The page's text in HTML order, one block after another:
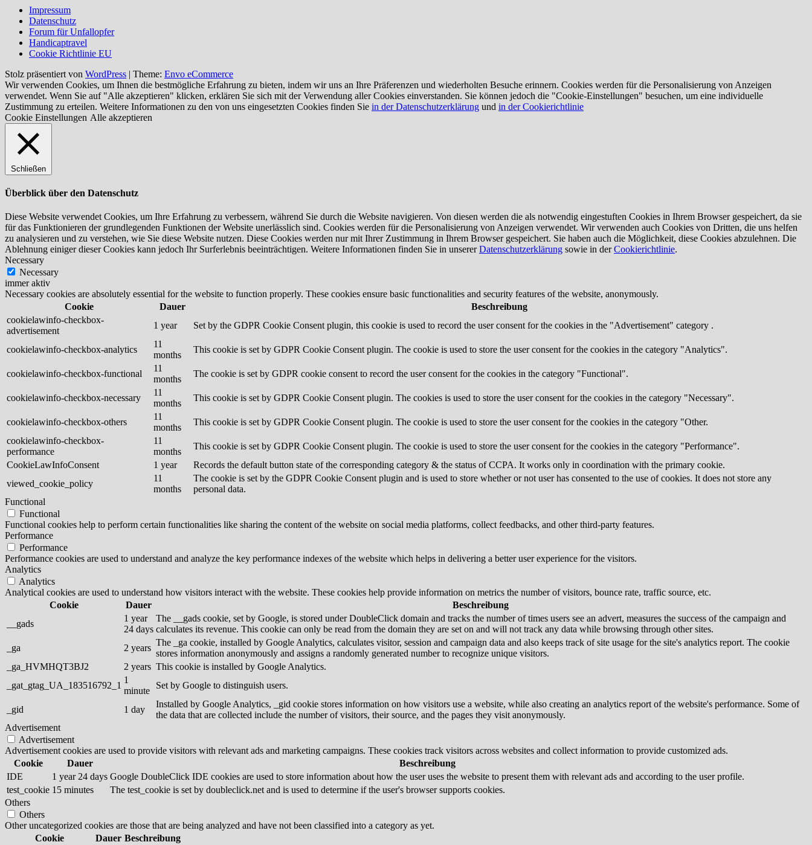
Impressum
Datenschutz
Forum für Unfallopfer
Handicaptravel
Cookie Richtlinie EU
Stolz präsentiert von WordPress | Theme: Envo eCommerce
Wir verwenden Cookies, um Ihnen die bestmögliche Erfahrung zu bieten, indem wir uns an Ihre Präferenzen und wiederholten Besuche erinnern. Cookies werden für die Personalisierung von Anzeigen
verwendet. Wenn Sie auf "Alle akzeptieren" klicken, erklären Sie sich mit der Verwendung aller Cookies einverstanden. Sie können jedoch die "Cookie-Einstellungen" besuchen, um eine individuelle
Zustimmung zu erteilen. Weitere Informationen zu den von uns eingesetzten Cookies finden Sie in der Datenschutzerklärung und in der Cookierichtlinie
Cookie Einstellungen Alle akzeptieren
Schließen
Überblick über den Datenschutz
Diese Website verwendet Cookies, um Ihre Erfahrung zu verbessern, während Sie durch die Website navigieren. Von diesen werden die als notwendig eingestuften Cookies in Ihrem Browser gespeichert, da sie
für das Funktionieren der grundlegenden Funktionen der Website unerlässlich sind. Cookies werden für die Personalisierung von Anzeigen verwendet. Wir verwenden auch Cookies von Dritten, die uns helfen
zu analysieren und zu verstehen, wie Sie diese Website nutzen. Diese Cookies werden nur mit Ihrer Zustimmung in Ihrem Browser gespeichert. Sie haben auch die Möglichkeit, diese Cookies abzulehnen. Die
Ablehnung einiger dieser Cookies kann jedoch Ihr Surferlebnis beeinträchtigen. Weitere Informationen finden Sie in unsererDatenschutzerklärung sowie in derCookierichtlinie.
Necessary
Necessary
immer aktiv
Necessary cookies are absolutely essential for the website to function properly. These cookies ensure basic functionalities and security features of the website, anonymously.
Cookie
Dauer
Beschreibung
cookielawinfo-checkbox-
advertisement
1 year Set by the GDPR Cookie Consent plugin, this cookie is used to record the user consent for the cookies in the "Advertisement" category .
cookielawinfo-checkbox-analytics
11
months
This cookie is set by GDPR Cookie Consent plugin. The cookie is used to store the user consent for the cookies in the category "Analytics".
cookielawinfo-checkbox-functional
11
months
The cookie is set by GDPR cookie consent to record the user consent for the cookies in the category "Functional".
cookielawinfo-checkbox-necessary
11
months
This cookie is set by GDPR Cookie Consent plugin. The cookies is used to store the user consent for the cookies in the category "Necessary".
cookielawinfo-checkbox-others
11
months
This cookie is set by GDPR Cookie Consent plugin. The cookie is used to store the user consent for the cookies in the category "Other.
cookielawinfo-checkbox-
performance
11
months
This cookie is set by GDPR Cookie Consent plugin. The cookie is used to store the user consent for the cookies in the category "Performance".
CookieLawInfoConsent
1 year
Records the default button state of the corresponding category & the status of CCPA. It works only in coordination with the primary cookie.
viewed_cookie_policy
11
months
The cookie is set by the GDPR Cookie Consent plugin and is used to store whether or not user has consented to the use of cookies. It does not store any
personal data.
Functional
Functional
Functional cookies help to perform certain functionalities like sharing the content of the website on social media platforms, collect feedbacks, and other third-party features.
Performance
Performance
Performance cookies are used to understand and analyze the key performance indexes of the website which helps in delivering a better user experience for the visitors.
Analytics
Analytics
Analytical cookies are used to understand how visitors interact with the website. These cookies help provide information on metrics the number of visitors, bounce rate, traffic source, etc.
Cookie
Dauer
Beschreibung
__gads
1 year
24 days
The __gads cookie, set by Google, is stored under DoubleClick domain and tracks the number of times users see an advert, measures the success of the campaign and
calculates its revenue. This cookie can only be read from the domain they are set on and will not track any data while browsing through other sites.
_ga
2 years
The _ga cookie, installed by Google Analytics, calculates visitor, session and campaign data and also keeps track of site usage for the site's analytics report. The cookie
stores information anonymously and assigns a randomly generated number to recognize unique visitors.
_ga_HVMHQT3BJ2
2 years This cookie is installed by Google Analytics.
_gat_gtag_UA_183516792_1
1
minute
Set by Google to distinguish users.
_gid 1 day
Installed by Google Analytics, _gid cookie stores information on how visitors use a website, while also creating an analytics report of the website's performance. Some of
the data that are collected include the number of visitors, their source, and the pages they visit anonymously.
Advertisement
Advertisement
Advertisement cookies are used to provide visitors with relevant ads and marketing campaigns. These cookies track visitors across websites and collect information to provide customized ads.
Cookie
Dauer
Beschreibung
IDE
1 year 24 days Google DoubleClick IDE cookies are used to store information about how the user uses the website to present them with relevant ads and according to the user profile.
test_cookie 15 minutes
The test_cookie is set by doubleclick.net and is used to determine if the user's browser supports cookies.
Others
Others
Other uncategorized cookies are those that are being analyzed and have not been classified into a category as yet.
Cookie
Dauer Beschreibung